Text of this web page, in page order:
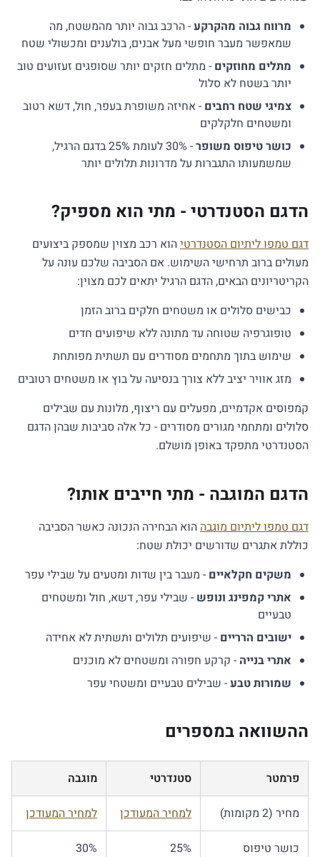
מרווח גבוה מהקרקע- הרכב גבוה יותר מהמשטח, מה
שמאפשר מעבר חופשי מעל אבנים, בולענים ומכשולי שטח
מתלים מחוזקים - מתלים חזקים יותר שסופגים זעזועים טוב
יותר בשטח לא סלול
צמיגי שטח רחבים - אחיזה משופרת בעפר, חול, דשא רטוב
ומשטחים חלקלקים
כושר טיפוס משופר
- 30% לעומת 25% בדגם הרגיל,
שמשמעותו התגברות על מדרונות תלולים יותר
הדגם הסטנדרטי - מתי הוא מספיק?
דגם טמפו ליתיום הסטנדרטיהוא רכב מצוין שמספק ביצועים
מעולים ברוב תרחישי השימוש. אם הסביבה שלכם עונה על
הקריטריונים הבאים, הדגם הרגיל יתאים לכם מצוין:
כבישים סלולים או משטחים חלקים ברוב הזמן
טופוגרפיה שטוחה עד מתונה ללא שיפועים חדים
שימוש בתוך מתחמים מסודרים עם תשתית מפותחת
מזג אוויר יציב ללא צורך בנסיעה על בוץ או משטחים רטובים
קמפוסים אקדמיים, מפעלים עם ריצוף, מלונות עם שבילים
סלולים ומתחמי מגורים מסודרים - כל אלה סביבות שבהן הדגם
הסטנדרטי מתפקד באופן מושלם.
הדגם המוגבה - מתי חייבים אותו?
דגם טמפו ליתיום מוגבההוא הבחירה הנכונה כאשר הסביבה
כוללת אתגרים שדורשים יכולת שטח:
משקים חקלאיים - מעבר בין שדות ומטעים על שבילי עפר
אתרי קמפינג ונופש - שבילי עפר, דשא, חול ומשטחים
טבעיים
ישובים הרריים - שיפועים תלולים ותשתית לא אחידה
אתרי בנייה - קרקע חפורה ומשטחים לא מוכנים
שמורות טבע- שבילים טבעיים ומשטחי עפר
ההשוואה במספרים
פרמטר סטנדרטי מוגבה
מחיר (2 מקומות) למחיר המעודכן למחיר המעודכן
כושר טיפוס 25%
30%